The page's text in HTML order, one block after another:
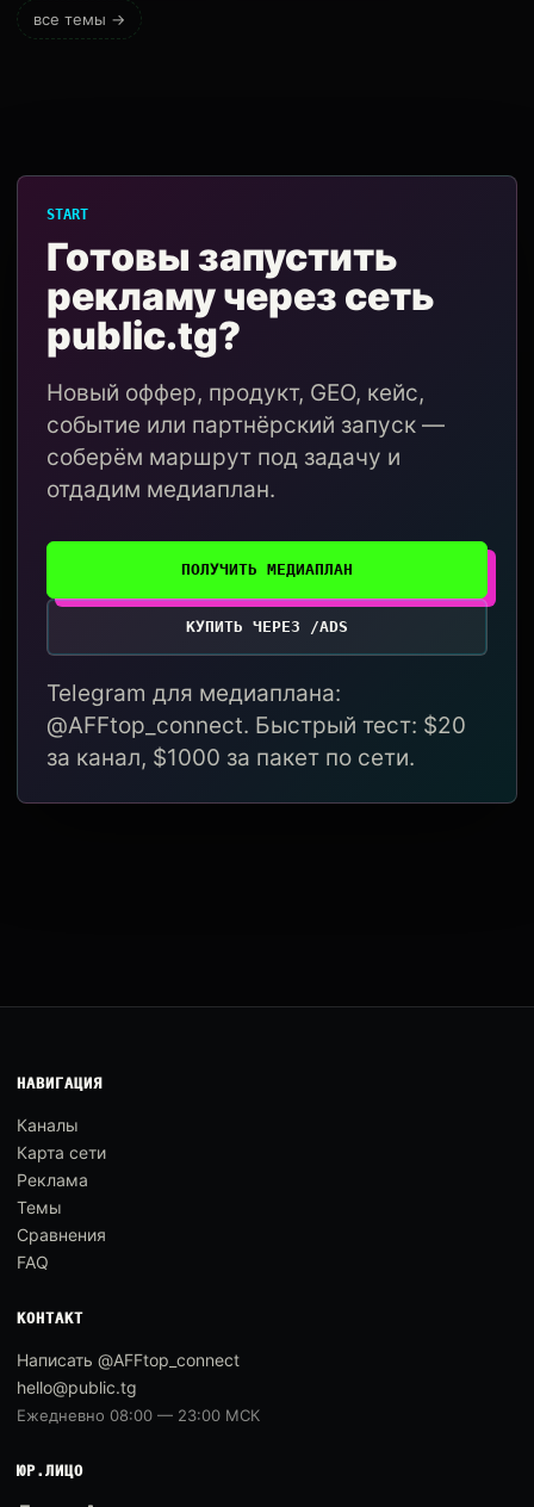
все темы →
START
Готовы запустить
рекламу через сеть
public.tg?
Новый оффер, продукт, GEO, кейс,
событие или партнёрский запуск —
соберём маршрут под задачу и
отдадим медиаплан.
ПОЛУЧИТЬ МЕДИАПЛАН
КУПИТЬ ЧЕРЕЗ /ADS
Telegram для медиаплана:
@AFFtop_connect. Быстрый тест: $20
за канал, $1000 за пакет по сети.
НАВИГАЦИЯ
Каналы
Карта сети
Реклама
Темы
Сравнения
FAQ
КОНТАКТ
Написать @AFFtop_connect
hello@public.tg
Ежедневно 08:00 — 23:00 МСК
ЮР.ЛИЦО